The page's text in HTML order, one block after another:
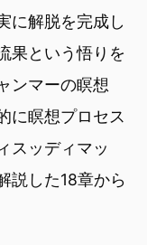
に解脱を完成し
果という悟りを
ンマーの瞑想
に瞑想プロセス
スッディマッ
説した18章から